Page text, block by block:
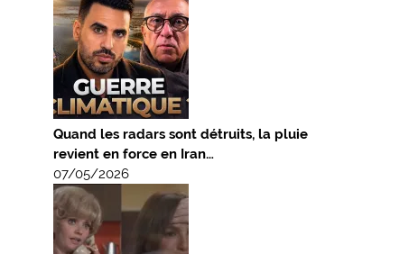
Quand les radars sont détruits, la pluie
revient en force en Iran…
07/05/2026